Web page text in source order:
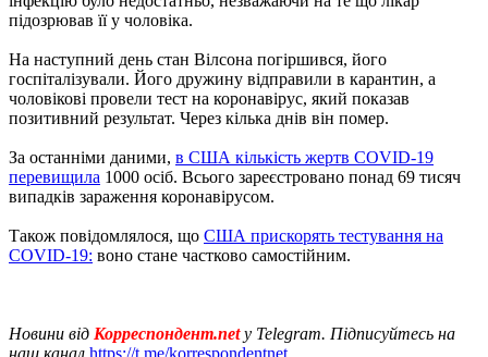
підозрював її у чоловіка.
На наступний день стан Вілсона погіршився, його
госпіталізували. Його дружину відправили в карантин, а
чоловікові провели тест на коронавірус, який показав
позитивний результат. Через кілька днів він помер.
За останніми даними, в США кількість жертв COVID-19
перевищила 1000 осіб. Всього зареєстровано понад 69 тисяч
випадків зараження коронавірусом.
Також повідомлялося, що США прискорять тестування на
COVID-19: воно стане частково самостійним.
Новини від Корреспондент.net у Telegram. Підписуйтесь на
наш канал https://t.me/korrespondentnet